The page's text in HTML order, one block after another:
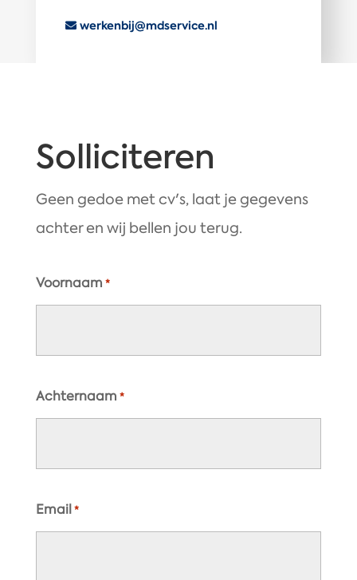
werkenbij@mdservice.nl
Solliciteren
Geen gedoe met cv's, laat je gegevens
achter en wij bellen jou terug.
Voornaam *
Achternaam *
Email*